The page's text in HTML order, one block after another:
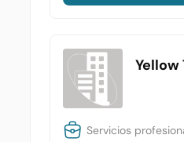
Servicios